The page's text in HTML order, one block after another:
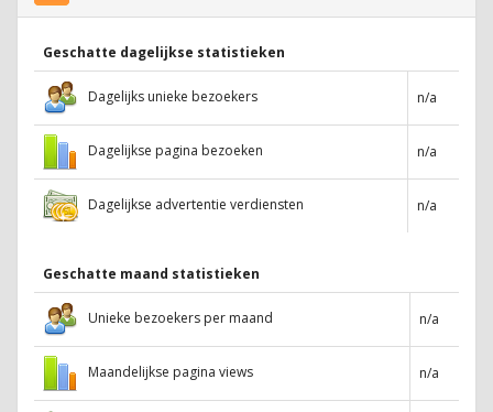
Geschatte dagelijkse statistieken
Dagelijks unieke bezoekers n/a
Dagelijkse pagina bezoeken n/a
Dagelijkse advertentie verdiensten n/a
Geschatte maand statistieken
Unieke bezoekers per maand n/a
Maandelijkse pagina views n/a